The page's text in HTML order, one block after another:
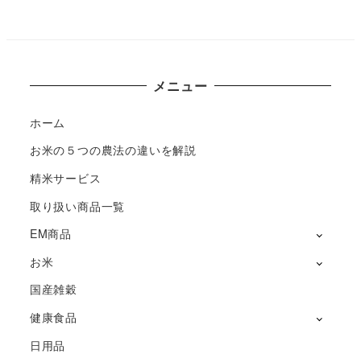
メニュー
ホーム
お米の５つの農法の違いを解説
精米サービス
取り扱い商品一覧
EM商品
お米
国産雑穀
健康食品
日用品